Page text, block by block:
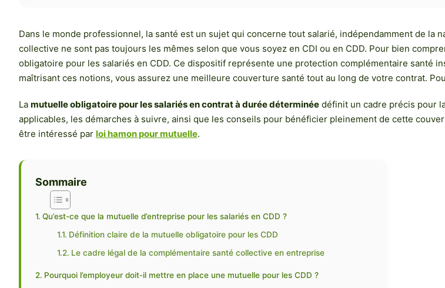
Dans le monde professionnel, la santé est un sujet qui concerne tout salarié, indépendamment de
collective ne sont pas toujours les mêmes selon que vous soyez en CDI ou en CDD. Pour bien
obligatoire pour les salariés en CDD. Ce dispositif représente une protection complémentaire santé
maîtrisant ces notions, vous assurez une meilleure couverture santé tout au long de votre contrat.
La mutuelle obligatoire pour les salariés en contrat à durée déterminée définit un cadre précis pour
applicables, les démarches à suivre, ainsi que les conseils pour bénéficier pleinement de cette
être intéressé par loi hamon pour mutuelle.
Sommaire
Qu’est-ce que la mutuelle d’entreprise pour les salariés en CDD ?
Définition claire de la mutuelle obligatoire pour les CDD
Le cadre légal de la complémentaire santé collective en entreprise
Pourquoi l’employeur doit-il mettre en place une mutuelle pour les CDD ?